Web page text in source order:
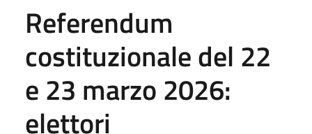
Referendum
costituzionale del 22
e 23 marzo 2026:
elettori